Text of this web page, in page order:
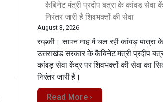
कैबिनेट मंत्री प्रदीप बत्रा के कांवड़ सेवा
निरंतर जारी है शिवभक्तों की सेवा
August 3, 2026
रुड़की। सावन माह में चल रही कांवड़ यात्रा के
उत्तराखंड सरकार के कैबिनेट मंत्री प्रदीप
कांवड़ सेवा केंद्र पर शिवभक्तों की सेवा का
निरंतर जारी है।
Read More ›